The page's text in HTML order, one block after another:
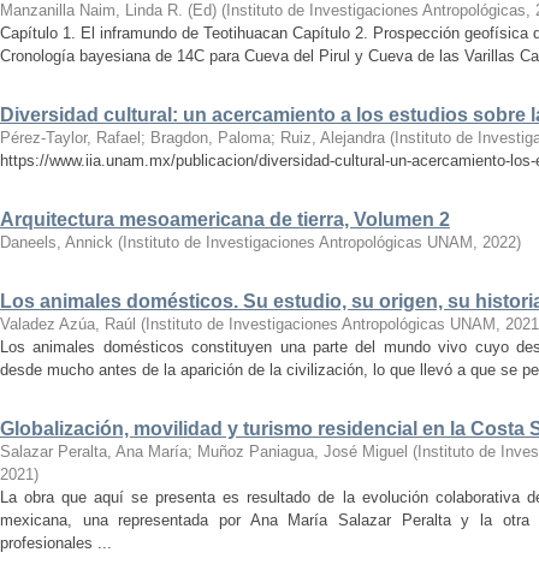
Manzanilla Naim, Linda R. (Ed) ( Instituto de Investigaciones Antropológicas,
Capítulo 1. El inframundo de Teotihuacan Capítulo 2. Prospección geofísica
Cronología bayesiana de 14C para Cueva del Pirul y Cueva de las Varillas
Diversidad cultural: un acercamiento a los estudios sobre
Pérez-Taylor, Rafael ; Bragdon, Paloma; Ruiz, Alejandra ( Instituto de
https://www.iia.unam.mx/publicacion/diversidad-cultural-un-acercamiento-
Arquitectura mesoamericana de tierra, Volumen 2
Daneels, Annick ( Instituto de Investigaciones Antropológicas UNAM , 2022)
Los animales domésticos. Su estudio, su origen, su
Valadez Azúa, Raúl ( Instituto de Investigaciones Antropológicas UNAM ,
Los animales domésticos constituyen una parte del mundo vivo cuyo
desde mucho antes de la aparición de la civilización, lo que llevó a que se
Globalización, movilidad y turismo residencial en la Costa
Salazar Peralta, Ana María; Muñoz Paniagua, José Miguel ( Instituto de
2021)
La obra que aquí se presenta es resultado de la evolución colaborativa
mexicana, una representada por Ana María Salazar Peralta y la otra
profesionales ...